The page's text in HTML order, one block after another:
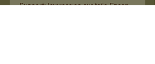
Support: Impression sur toile Epson